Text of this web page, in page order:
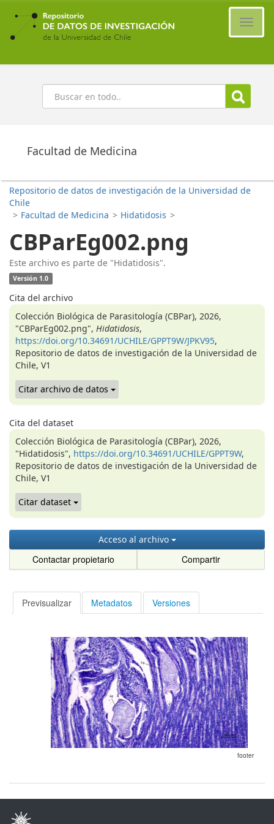
Ir
contenido
principal
Buscar
Facultad de Medicina
Repositorio de datos de investigación de la Universidad de
Chile
> Facultad de Medicina > Hidatidosis >
CBParEg002.png
Este archivo es parte de "Hidatidosis".
Versión 1.0
Cita del archivo
Colección Biológica de Parasitología (CBPar), 2026,
"CBParEg002.png", Hidatidosis,
https://doi.org/10.34691/UCHILE/GPPT9W/JPKV95,
Repositorio de datos de investigación de la Universidad de
Chile, V1
Citar archivo de datos
Cita del dataset
Colección Biológica de Parasitología (CBPar), 2026,
"Hidatidosis", https://doi.org/10.34691/UCHILE/GPPT9W,
Repositorio de datos de investigación de la Universidad de
Chile, V1
Citar dataset
Acceso al archivo
Contactar propietario Compartir
Previsualizar Metadatos Versiones